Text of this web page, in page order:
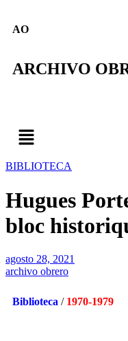
AO
ARCHIVO
BIBLIOTECA
Hugues
bloc
agosto 28, 2021
archivo obrero
Biblioteca / 1970-1979